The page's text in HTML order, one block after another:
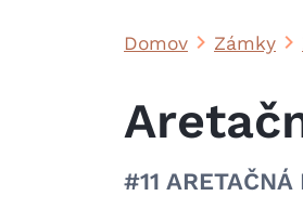
Domov Zámky
#11